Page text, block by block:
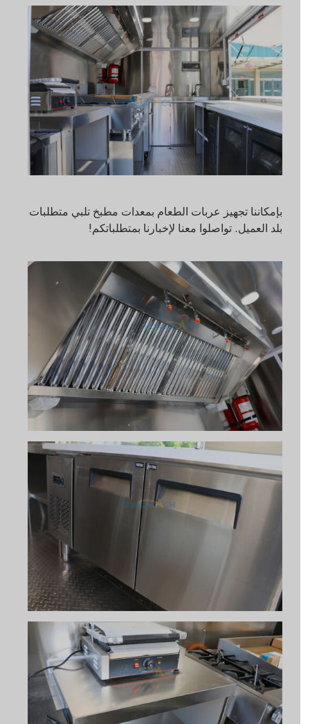
بإمكاننا تجهيز عربات الطعام بمعدات مطبخ تلبي متطلبات
بلد العميل. تواصلوا معنا لإخبارنا بمتطلباتكم!